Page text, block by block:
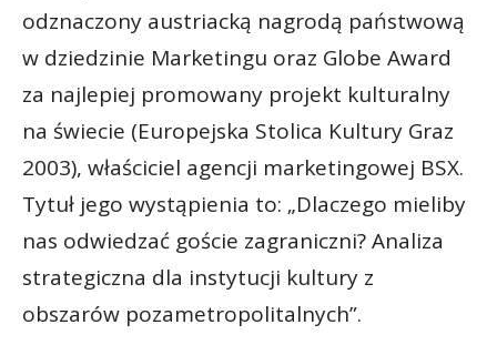
odznaczony austriacką nagrodą państwową
w dziedzinie Marketingu oraz Globe Award
za najlepiej promowany projekt kulturalny
na świecie (Europejska Stolica Kultury Graz
2003), właściciel agencji marketingowej BSX.
Tytuł jego wystąpienia to: „Dlaczego mieliby
nas odwiedzać goście zagraniczni? Analiza
strategiczna dla instytucji kultury z
obszarów pozametropolitalnych”.